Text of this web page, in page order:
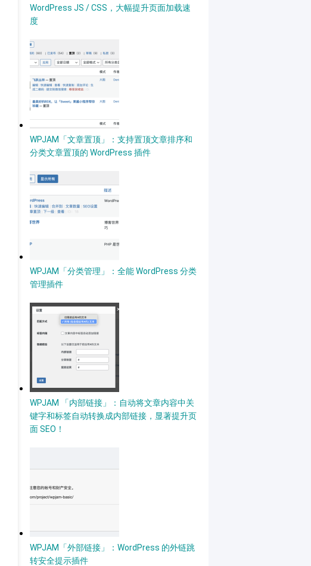
WordPress JS / CSS，大幅提升页面加载速
度
WPJAM「文章置顶」：支持置顶文章排序和
分类文章置顶的 WordPress 插件
WPJAM「分类管理」：全能 WordPress 分类
管理插件
WPJAM 「内部链接」：自动将文章内容中关
键字和标签自动转换成内部链接，显著提升页
面 SEO！
WPJAM「外部链接」：WordPress 的外链跳
转安全提示插件